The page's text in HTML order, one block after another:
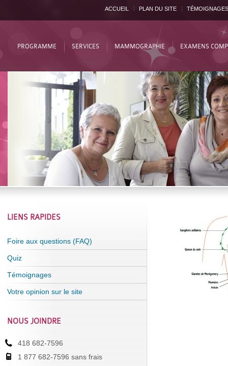
ACCUEIL PLAN DU SITE TÉMOIGNAGES
PROGRAMME SERVICES MAMMOGRAPHIE EXAMENS
LIENS RAPIDES
Foire aux questions (FAQ)
Quiz
Témoignages
Votre opinion sur le site
NOUS JOINDRE
418 682-7596
1 877 682-7596 sans frais